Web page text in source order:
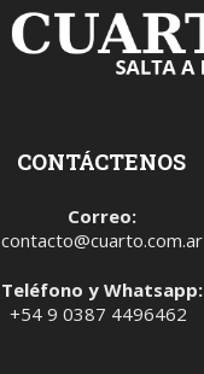
CONTÁCTENOS
Correo:
contacto@cuarto.com.ar
Teléfono y Whatsapp:
+54 9 0387 4496462